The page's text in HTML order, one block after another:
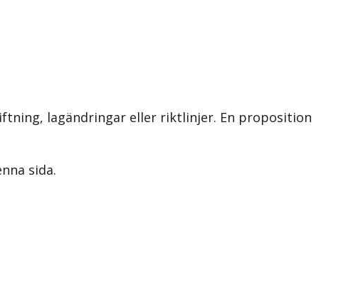
lagändringar eller riktlinjer. En proposition
sida.